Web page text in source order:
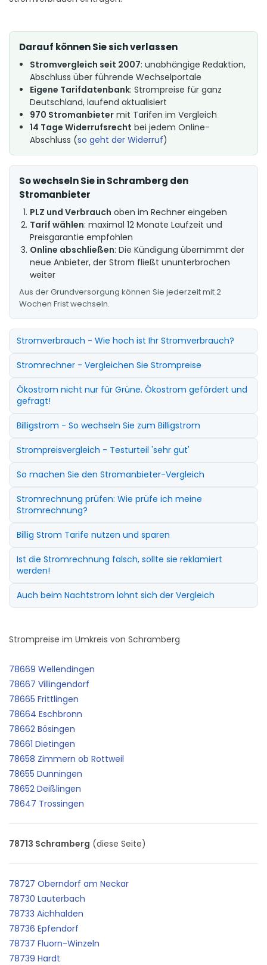
Darauf können Sie sich verlassen
Stromvergleich seit 2007: unabhängige Redaktion,
Abschluss über führende Wechselportale
Eigene Tarifdatenbank: Strompreise für ganz
Deutschland, laufend aktualisiert
970 Stromanbieter mit Tarifen im Vergleich
14 Tage Widerrufsrecht bei jedem Online-
Abschluss (so geht der Widerruf)
So wechseln Sie in Schramberg den
Stromanbieter
PLZ und Verbrauch oben im Rechner eingeben
Tarif wählen: maximal 12 Monate Laufzeit und
Preisgarantie empfohlen
Online abschließen: Die Kündigung übernimmt der
neue Anbieter, der Strom fließt ununterbrochen
weiter
Aus der Grundversorgung können Sie jederzeit mit 2
Wochen Frist wechseln.
Stromverbrauch - Wie hoch ist Ihr Stromverbrauch?
Stromrechner - Vergleichen Sie Strompreise
Ökostrom nicht nur für Grüne. Ökostrom gefördert und
gefragt!
Billigstrom - So wechseln Sie zum Billigstrom
Strompreisvergleich - Testurteil 'sehr gut'
So machen Sie den Stromanbieter-Vergleich
Stromrechnung prüfen: Wie prüfe ich meine
Stromrechnung?
Billig Strom Tarife nutzen und sparen
Ist die Stromrechnung falsch, sollte sie reklamiert
werden!
Auch beim Nachtstrom lohnt sich der Vergleich
Strompreise im Umkreis von Schramberg
78669 Wellendingen
78667 Villingendorf
78665 Frittlingen
78664 Eschbronn
78662 Bösingen
78661 Dietingen
78658 Zimmern ob Rottweil
78655 Dunningen
78652 Deißlingen
78647 Trossingen
78713 Schramberg (diese Seite)
78727 Oberndorf am Neckar
78730 Lauterbach
78733 Aichhalden
78736 Epfendorf
78737 Fluorn-Winzeln
78739 Hardt